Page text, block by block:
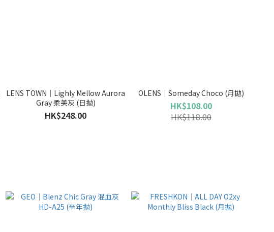
LENS TOWN｜Lighly Mellow Aurora
Gray 柔美灰 (日拋)
HK$248.00
OLENS｜Someday Choco (月拋)
HK$108.00
HK$118.00